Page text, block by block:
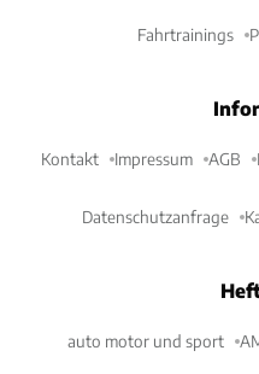
Fahrtrainings
Kontakt Impressum AGB
Datenschutzanfrage
auto motor und sport